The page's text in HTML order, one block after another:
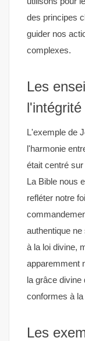
des principes
guider nos
complexes.
Les
l'intégrité
L'exemple de
l'harmonie
était centré
La Bible nous
refléter notre
authentique
à la loi divine,
apparemment
la grâce divine
conformes à
Les